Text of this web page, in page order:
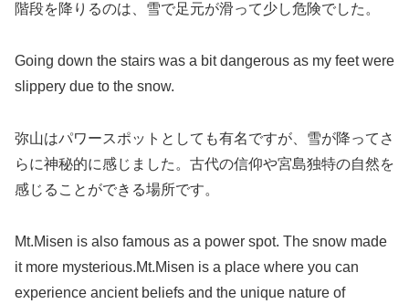
階段を降りるのは、雪で足元が滑って少し危険でした。
Going down the stairs was a bit dangerous as my feet were
slippery due to the snow.
弥山はパワースポットとしても有名ですが、雪が降ってさ
らに神秘的に感じました。古代の信仰や宮島独特の自然を
感じることができる場所です。
Mt.Misen is also famous as a power spot. The snow made
it more mysterious.Mt.Misen is a place where you can
experience ancient beliefs and the unique nature of